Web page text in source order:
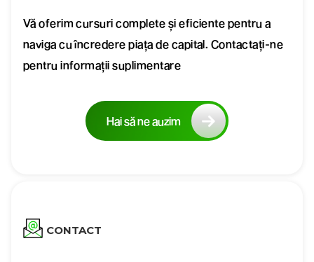
Vă oferim cursuri complete și eficiente pentru a
naviga cu încredere piața de capital. Contactați-ne
pentru informații suplimentare
Hai să ne auzim
CONTACT